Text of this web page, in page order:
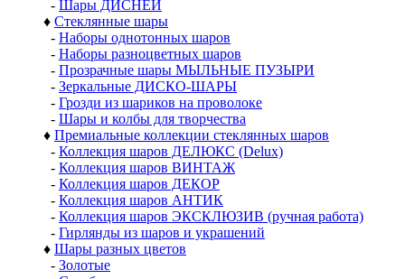
- Шары ДИСНЕЙ
♦ Стеклянные шары
- Наборы однотонных шаров
- Наборы разноцветных шаров
- Прозрачные шары МЫЛЬНЫЕ ПУЗЫРИ
- Зеркальные ДИСКО-ШАРЫ
- Грозди из шариков на проволоке
- Шары и колбы для творчества
♦ Премиальные коллекции стеклянных шаров
- Коллекция шаров ДЕЛЮКС (Delux)
- Коллекция шаров ВИНТАЖ
- Коллекция шаров ДЕКОР
- Коллекция шаров АНТИК
- Коллекция шаров ЭКСКЛЮЗИВ (ручная работа)
- Гирлянды из шаров и украшений
♦ Шары разных цветов
- Золотые